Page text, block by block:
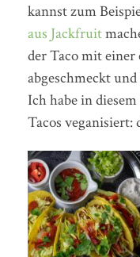
kannst zum
aus Jackfruit
der Taco mit einer
abgeschmeckt
Ich habe in
Tacos veganisiert: